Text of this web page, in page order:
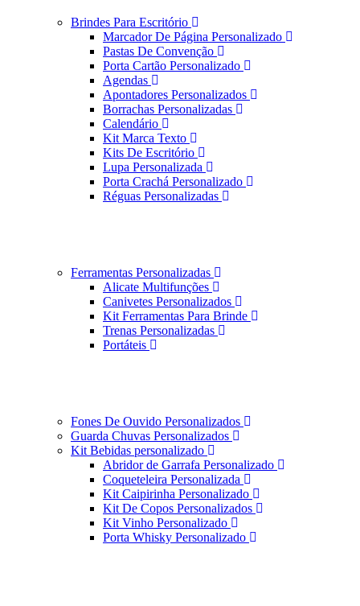
Brindes Para Escritório
Marcador De Página Personalizado
Pastas De Convenção
Porta Cartão Personalizado
Agendas
Apontadores Personalizados
Borrachas Personalizadas
Calendário
Kit Marca Texto
Kits De Escritório
Lupa Personalizada
Porta Crachá Personalizado
Réguas Personalizadas
Ferramentas Personalizadas
Alicate Multifunções
Canivetes Personalizados
Kit Ferramentas Para Brinde
Trenas Personalizadas
Portáteis
Fones De Ouvido Personalizados
Guarda Chuvas Personalizados
Kit Bebidas personalizado
Abridor de Garrafa Personalizado
Coqueteleira Personalizada
Kit Caipirinha Personalizado
Kit De Copos Personalizados
Kit Vinho Personalizado
Porta Whisky Personalizado